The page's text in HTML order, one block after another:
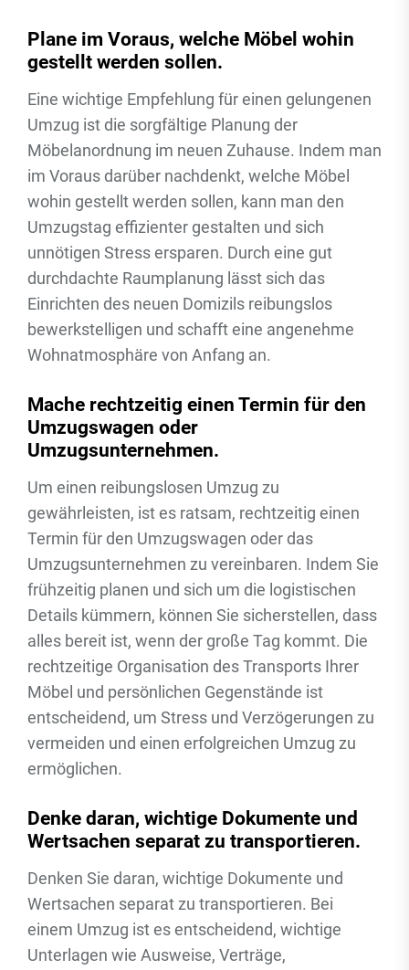
Plane im Voraus, welche Möbel wohin
gestellt werden sollen.
Eine wichtige Empfehlung für einen gelungenen
Umzug ist die sorgfältige Planung der
Möbelanordnung im neuen Zuhause. Indem man
im Voraus darüber nachdenkt, welche Möbel
wohin gestellt werden sollen, kann man den
Umzugstag effizienter gestalten und sich
unnötigen Stress ersparen. Durch eine gut
durchdachte Raumplanung lässt sich das
Einrichten des neuen Domizils reibungslos
bewerkstelligen und schafft eine angenehme
Wohnatmosphäre von Anfang an.
Mache rechtzeitig einen Termin für den
Umzugswagen oder
Umzugsunternehmen.
Um einen reibungslosen Umzug zu
gewährleisten, ist es ratsam, rechtzeitig einen
Termin für den Umzugswagen oder das
Umzugsunternehmen zu vereinbaren. Indem Sie
frühzeitig planen und sich um die logistischen
Details kümmern, können Sie sicherstellen, dass
alles bereit ist, wenn der große Tag kommt. Die
rechtzeitige Organisation des Transports Ihrer
Möbel und persönlichen Gegenstände ist
entscheidend, um Stress und Verzögerungen zu
vermeiden und einen erfolgreichen Umzug zu
ermöglichen.
Denke daran, wichtige Dokumente und
Wertsachen separat zu transportieren.
Denken Sie daran, wichtige Dokumente und
Wertsachen separat zu transportieren. Bei
einem Umzug ist es entscheidend, wichtige
Unterlagen wie Ausweise, Verträge,